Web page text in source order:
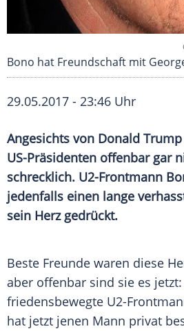
Bono hat Freundschaft mit
29.05.2017 - 23:46 Uhr
Angesichts von Donald Trump
US-Präsidenten offenbar gar
schrecklich. U2-Frontmann
jedenfalls einen lange
sein Herz gedrückt.
Beste Freunde waren diese
aber offenbar sind sie es
friedensbewegte U2-
hat jetzt jenen Mann privat